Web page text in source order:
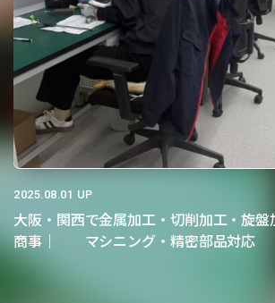
2025.08.01 UP
大阪・関西で金属加工・切削加工・旋
商事｜ マシニング・精密部品対応